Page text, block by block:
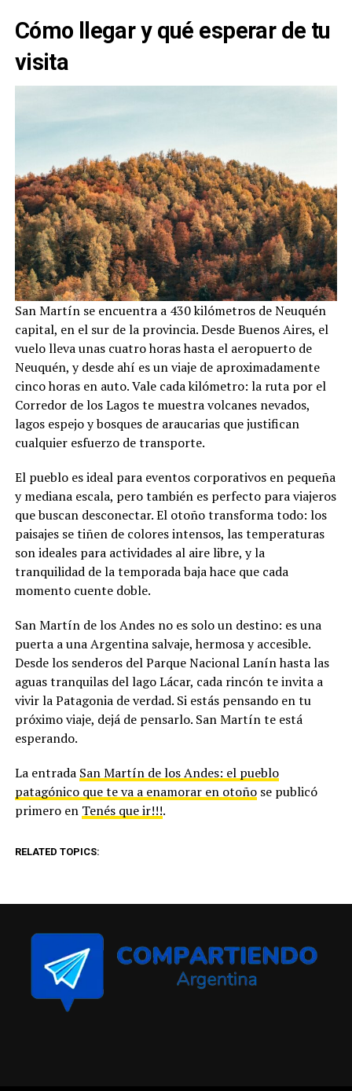
Cómo llegar y qué esperar de tu
visita
San Martín se encuentra a 430 kilómetros de Neuquén
capital, en el sur de la provincia. Desde Buenos Aires, el
vuelo lleva unas cuatro horas hasta el aeropuerto de
Neuquén, y desde ahí es un viaje de aproximadamente
cinco horas en auto. Vale cada kilómetro: la ruta por el
Corredor de los Lagos te muestra volcanes nevados,
lagos espejo y bosques de araucarias que justifican
cualquier esfuerzo de transporte.
El pueblo es ideal para eventos corporativos en pequeña
y mediana escala, pero también es perfecto para viajeros
que buscan desconectar. El otoño transforma todo: los
paisajes se tiñen de colores intensos, las temperaturas
son ideales para actividades al aire libre, y la
tranquilidad de la temporada baja hace que cada
momento cuente doble.
San Martín de los Andes no es solo un destino: es una
puerta a una Argentina salvaje, hermosa y accesible.
Desde los senderos del Parque Nacional Lanín hasta las
aguas tranquilas del lago Lácar, cada rincón te invita a
vivir la Patagonia de verdad. Si estás pensando en tu
próximo viaje, dejá de pensarlo. San Martín te está
esperando.
La entrada San Martín de los Andes: el pueblo
patagónico que te va a enamorar en otoñose publicó
primero en Tenés que ir!!!.
RELATED TOPICS: